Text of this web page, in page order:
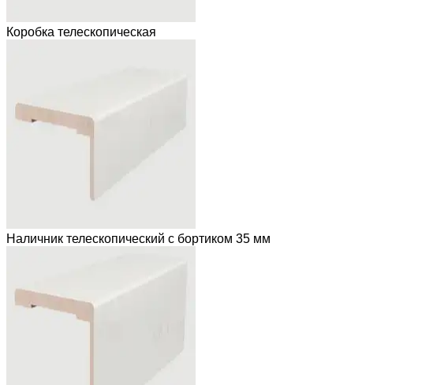
Коробка телескопическая
Наличник телескопический с бортиком 35 мм